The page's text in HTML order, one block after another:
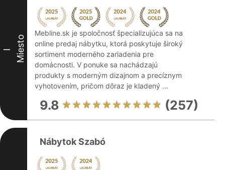
I Miesto
Mebline.sk je spoločnosť špecializujúca sa na
online predaj nábytku, ktorá poskytuje široký
sortiment moderného zariadenia pre
domácnosti. V ponuke sa nachádzajú
produkty s moderným dizajnom a precíznym
vyhotovením, pričom dôraz je kladený ...
9.8 (257)
Nábytok Szabó